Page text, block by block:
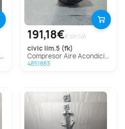
191,18€€ sin IVA
civic lim.5 (fk)
Compresor Aire Acondicionado para Honda Civic Lim.5 (Fk)
4851883